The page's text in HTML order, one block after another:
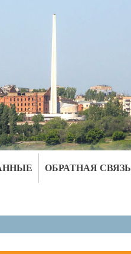
ОБРАТНАЯ СВЯЗЬ